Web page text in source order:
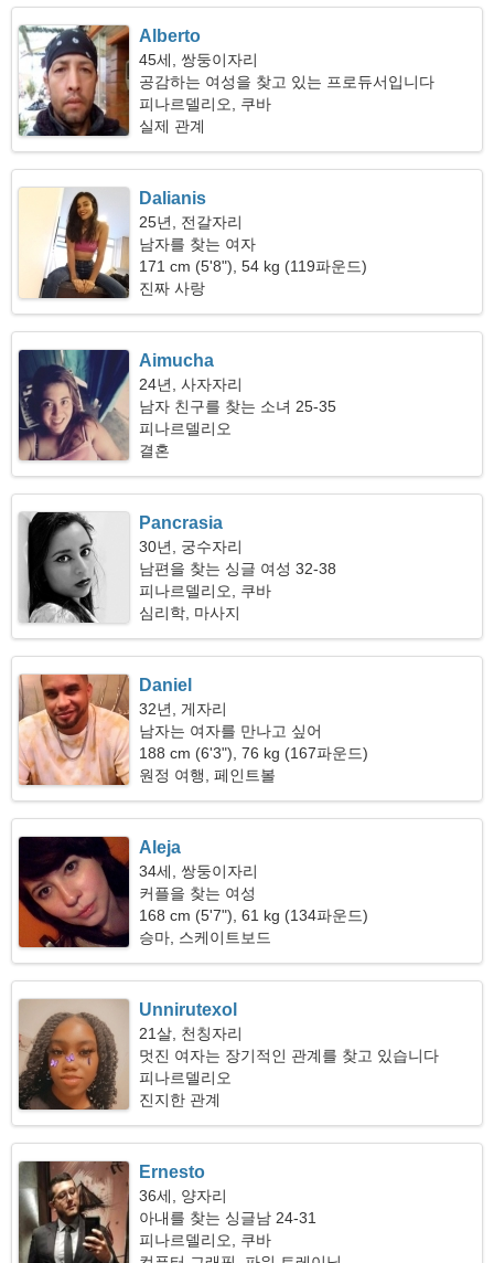
Alberto
45세, 쌍둥이자리
공감하는 여성을 찾고 있는 프로듀서입니다
피나르델리오, 쿠바
실제 관계
Dalianis
25년, 전갈자리
남자를 찾는 여자
171 cm (5'8"), 54 kg (119파운드)
진짜 사랑
Aimucha
24년, 사자자리
남자 친구를 찾는 소녀 25-35
피나르델리오
결혼
Pancrasia
30년, 궁수자리
남편을 찾는 싱글 여성 32-38
피나르델리오, 쿠바
심리학, 마사지
Daniel
32년, 게자리
남자는 여자를 만나고 싶어
188 cm (6'3"), 76 kg (167파운드)
원정 여행, 페인트볼
Aleja
34세, 쌍둥이자리
커플을 찾는 여성
168 cm (5'7"), 61 kg (134파운드)
승마, 스케이트보드
Unnirutexol
21살, 천칭자리
멋진 여자는 장기적인 관계를 찾고 있습니다
피나르델리오
진지한 관계
Ernesto
36세, 양자리
아내를 찾는 싱글남 24-31
피나르델리오, 쿠바